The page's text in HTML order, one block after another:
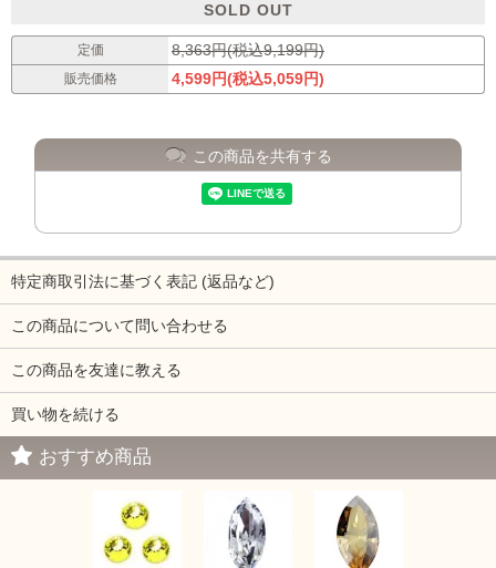
SOLD OUT
定価 8,363円(税込9,199円)
販売価格 4,599円(税込5,059円)
この商品を共有する
特定商取引法に基づく表記 (返品など)
この商品について問い合わせる
この商品を友達に教える
買い物を続ける
おすすめ商品